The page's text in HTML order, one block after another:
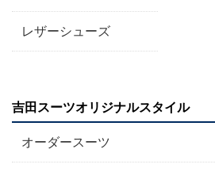
レザーシューズ
吉田スーツオリジナルスタイル
オーダースーツ